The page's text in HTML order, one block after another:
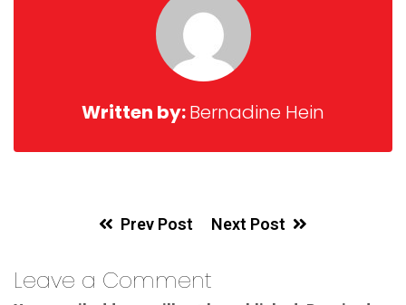
Written by:Bernadine Hein
Prev Post Next Post
Leave a Comment